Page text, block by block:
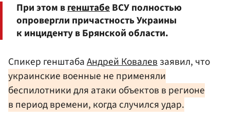
При этом вгенштабеВСУ полностью
опровергли причастность Украины
к инциденту в Брянской области.
Спикер генштабаАндрей Ковалевзаявил, что
украинские военные не применяли
беспилотники для атаки объектов в регионе
в период времени, когда случился удар.